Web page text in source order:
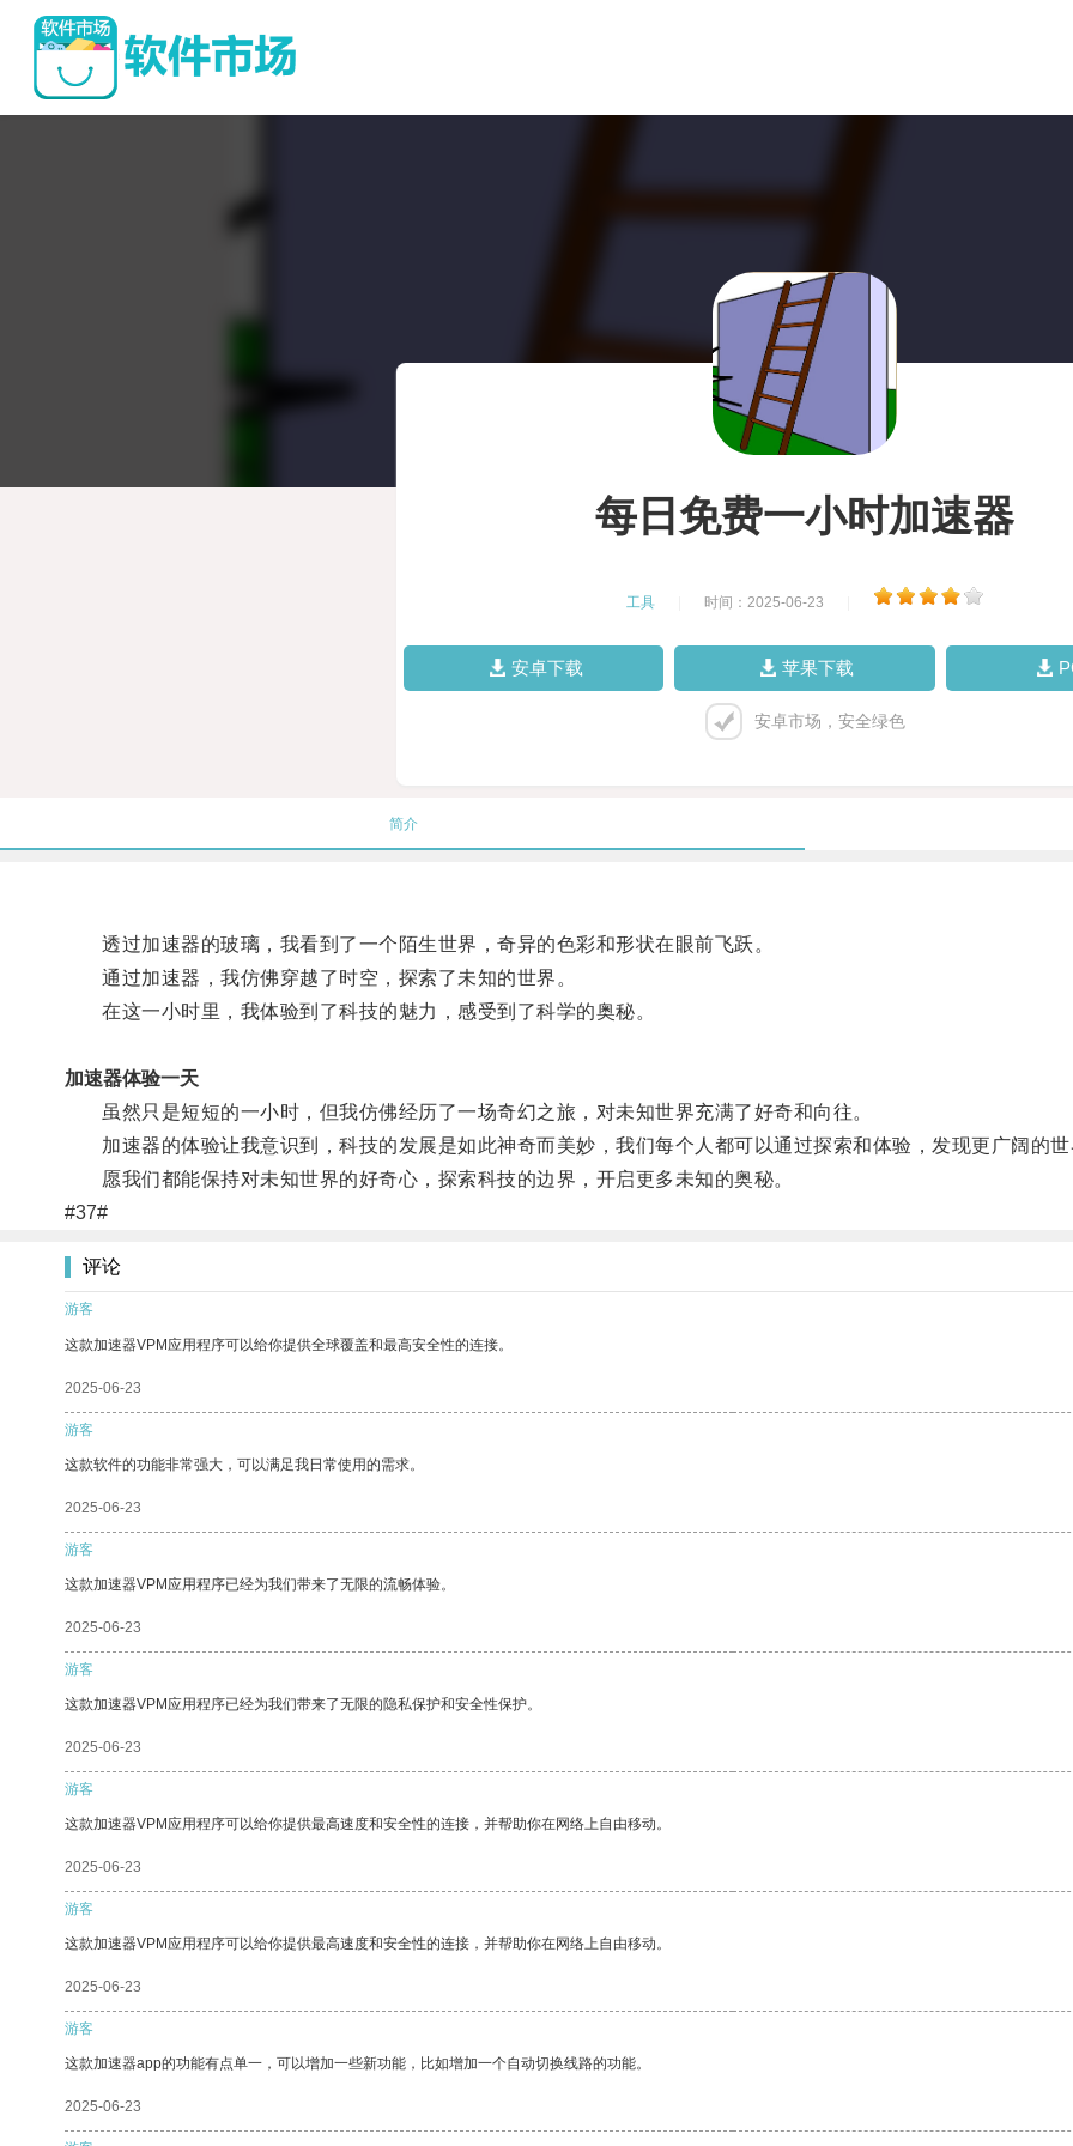
每日免费一小时加速器
工具 时间：2025-06-23
安卓下载 苹果下载
安卓市场，安全绿色
简介
透过加速器的玻璃，我看到了一个陌生世界，奇异的色彩和形状在眼前飞跃。
通过加速器，我仿佛穿越了时空，探索了未知的世界。
在这一小时里，我体验到了科技的魅力，感受到了科学的奥秘。
加速器体验一天
虽然只是短短的一小时，但我仿佛经历了一场奇幻之旅，对未知世界充满了好奇和向往。
加速器的体验让我意识到，科技的发展是如此神奇而美妙，我们每个人都可以通过探索和体验，发现更广阔的世
愿我们都能保持对未知世界的好奇心，探索科技的边界，开启更多未知的奥秘。
#37#
评论
游客
这款加速器VPM应用程序可以给你提供全球覆盖和最高安全性的连接。
2025-06-23
游客
这款软件的功能非常强大，可以满足我日常使用的需求。
2025-06-23
游客
这款加速器VPM应用程序已经为我们带来了无限的流畅体验。
2025-06-23
游客
这款加速器VPM应用程序已经为我们带来了无限的隐私保护和安全性保护。
2025-06-23
游客
这款加速器VPM应用程序可以给你提供最高速度和安全性的连接，并帮助你在网络上自由移动。
2025-06-23
游客
这款加速器VPM应用程序可以给你提供最高速度和安全性的连接，并帮助你在网络上自由移动。
2025-06-23
游客
这款加速器app的功能有点单一，可以增加一些新功能，比如增加一个自动切换线路的功能。
2025-06-23